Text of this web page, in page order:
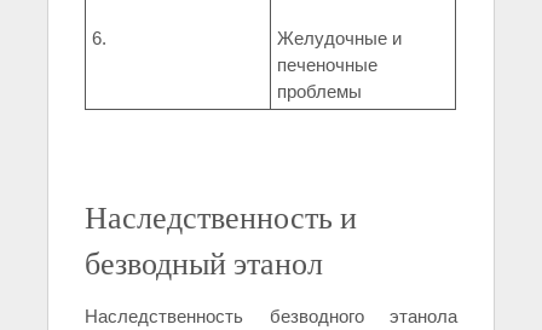
6.
Желудочные и
печеночные
проблемы
Наследственность и
безводный этанол
Наследственность безводного этанола